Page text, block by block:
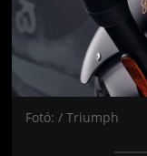
Fotó: / Triumph